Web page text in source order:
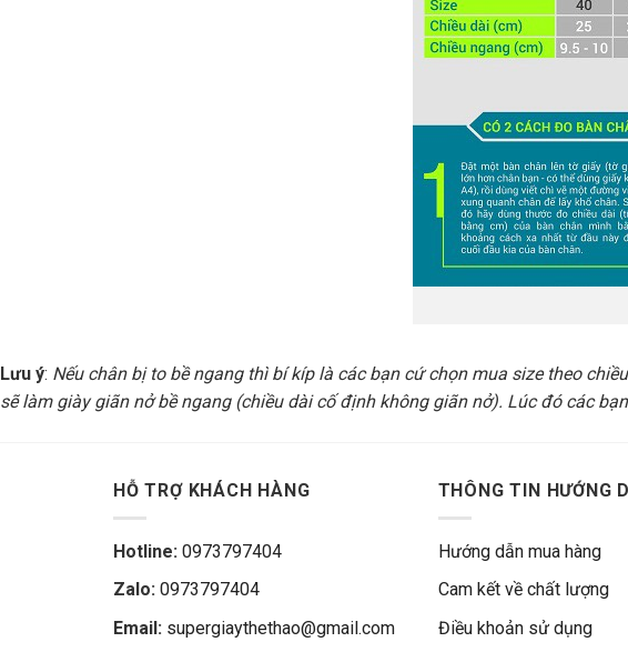
Lưu ý: Nếu chân bị to bề ngang thì bí kíp là các bạn cứ chọn mua size theo
sẽ làm giày giãn nở bề ngang (chiều dài cố định không giãn nở). Lúc đó các
HỖ TRỢ KHÁCH HÀNG
Hotline: 0973797404
Zalo: 0973797404
Email: supergiaythethao@gmail.com
THÔNG TIN HƯỚNG
Hướng dẫn mua hàng
Cam kết về chất lượng
Điều khoản sử dụng